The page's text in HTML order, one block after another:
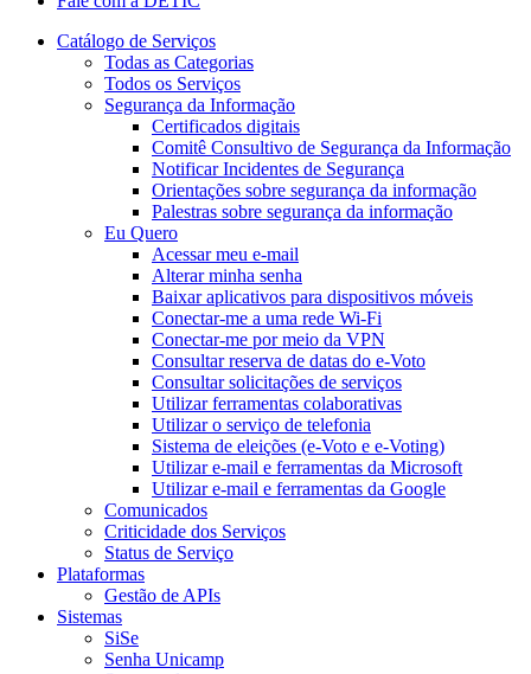
Catálogo de Serviços
Todas as Categorias
Todos os Serviços
Segurança da Informação
Certificados digitais
Comitê Consultivo de Segurança da Informação
Notificar Incidentes de Segurança
Orientações sobre segurança da informação
Palestras sobre segurança da informação
Eu Quero
Acessar meu e-mail
Alterar minha senha
Baixar aplicativos para dispositivos móveis
Conectar-me a uma rede Wi-Fi
Conectar-me por meio da VPN
Consultar reserva de datas do e-Voto
Consultar solicitações de serviços
Utilizar ferramentas colaborativas
Utilizar o serviço de telefonia
Sistema de eleições (e-Voto e e-Voting)
Utilizar e-mail e ferramentas da Microsoft
Utilizar e-mail e ferramentas da Google
Comunicados
Criticidade dos Serviços
Status de Serviço
Plataformas
Gestão de APIs
Sistemas
SiSe
Senha Unicamp